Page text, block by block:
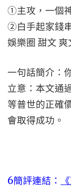
①主攻，一個
②白手起家錢
娛樂圈 甜文 爽
一句話簡介：
立意：本文通
等普世的正確
會取得成功。
6簡評連結：